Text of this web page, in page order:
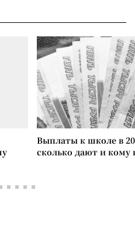
Выплаты к школе в
сколько дают и